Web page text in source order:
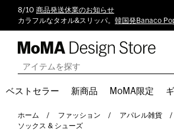
8/10 商品発送休業のお知らせ
カラフルなタオル&スリッパ。 韓国発Banaco
ベストセラー 新商品 MoMA限定
ホーム ファッション
アパレル雑貨
ソックス & シューズ